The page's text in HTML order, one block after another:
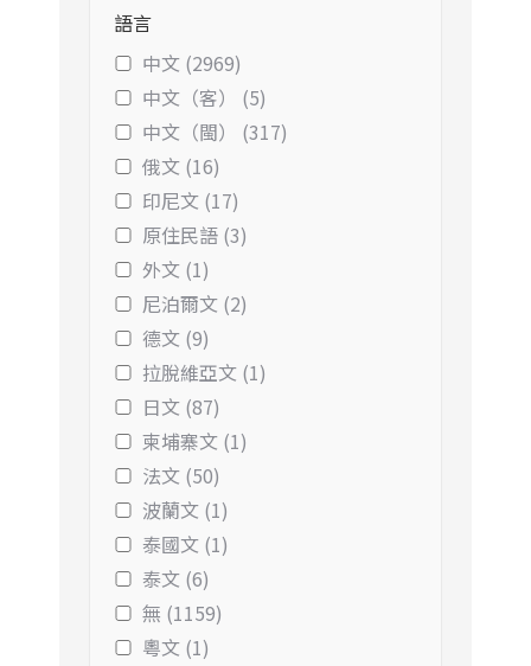
語言
中文 (2969)
中文（客） (5)
中文（閩） (317)
俄文 (16)
印尼文 (17)
原住民語 (3)
外文 (1)
尼泊爾文 (2)
德文 (9)
拉脫維亞文 (1)
日文 (87)
柬埔寨文 (1)
法文 (50)
波蘭文 (1)
泰國文 (1)
泰文 (6)
無 (1159)
粵文 (1)